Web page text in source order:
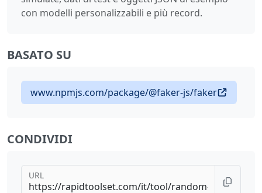
con modelli personalizzabili e più record.
BASATO SU
www.npmjs.com/package/@faker-js/faker
CONDIVIDI
URL